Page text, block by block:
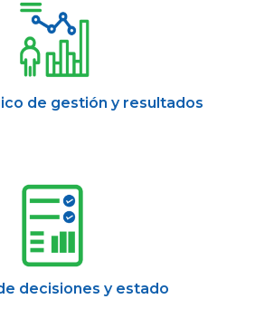
de gestión y resultados
decisiones y estado